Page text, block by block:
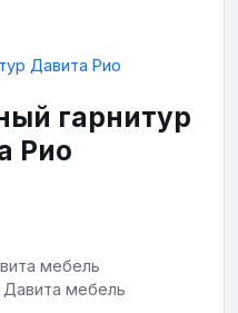
гарнитур
Рио
мебель